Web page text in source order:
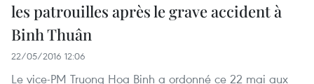
les patrouilles après le grave accident à
Binh Thuân
22/05/2016 12:06
Le vice-PM Truong Hoa Binh a ordonné ce 22 mai aux